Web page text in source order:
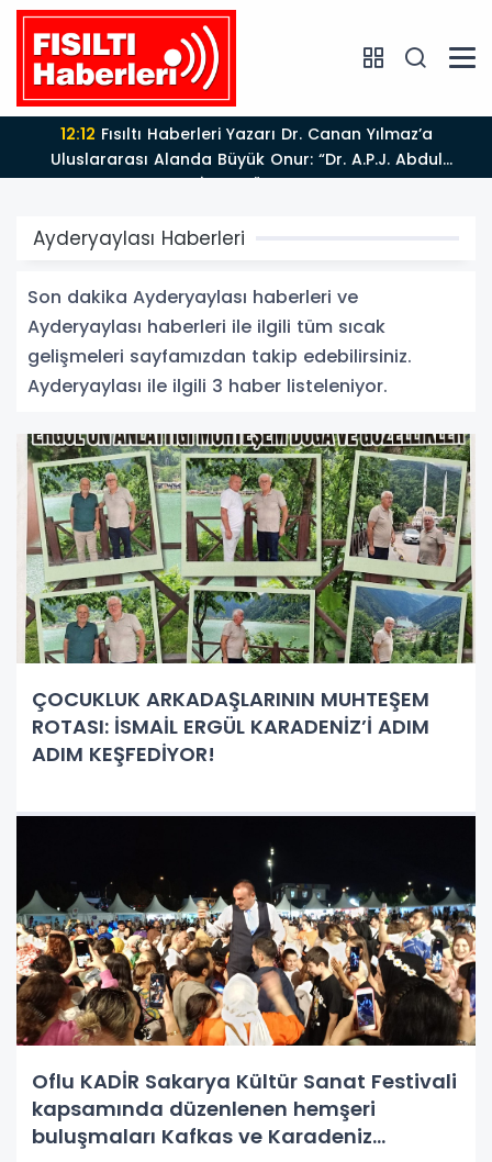
12:12
Uluslararası Alanda Büyük Onur: “Dr. A.P.J. Abdul
Kalam İlham Ödülü 2026”
Ayderyaylası Haberleri
Son dakika Ayderyaylası haberleri ve
Ayderyaylası haberleri ile ilgili tüm sıcak
gelişmeleri sayfamızdan takip edebilirsiniz.
Ayderyaylası ile ilgili 3 haber listeleniyor.
ÇOCUKLUK ARKADAŞLARININ MUHTEŞEM
ROTASI: İSMAİL ERGÜL KARADENİZ’İ ADIM
ADIM KEŞFEDİYOR!
Oflu KADİR Sakarya Kültür Sanat Festivali
kapsamında düzenlenen hemşeri
buluşmaları Kafkas ve Karadeniz